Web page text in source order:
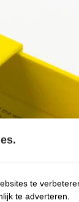
te
te adverteren.